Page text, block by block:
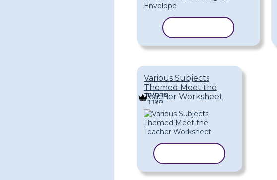
Various Subjects
Themed Meet the
Teacher Worksheet
פּרֶמיָה
מַעֲרָך